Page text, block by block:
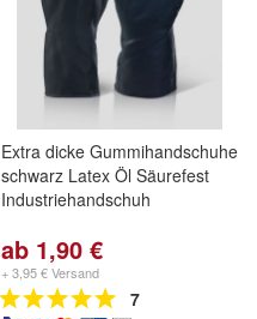
Extra dicke Gummihandschuhe
schwarz Latex Öl Säurefest
Industriehandschuh
ab 1,90 €
+ 3,95 € Versand
7